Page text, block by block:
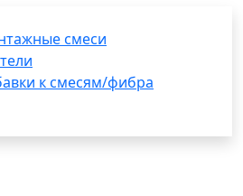
смеси
к смесям/фибра